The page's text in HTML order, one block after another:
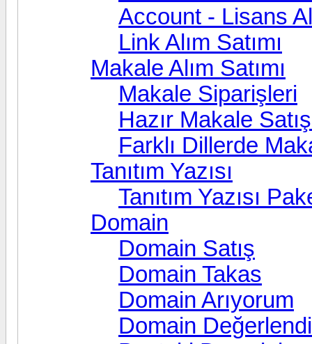
Account - Lisans
Link Alım Satımı
Makale Alım Satımı
Makale Siparişleri
Hazır Makale
Farklı Dillerde
Tanıtım Yazısı
Tanıtım Yazısı
Domain
Domain Satış
Domain Takas
Domain Arıyorum
Domain